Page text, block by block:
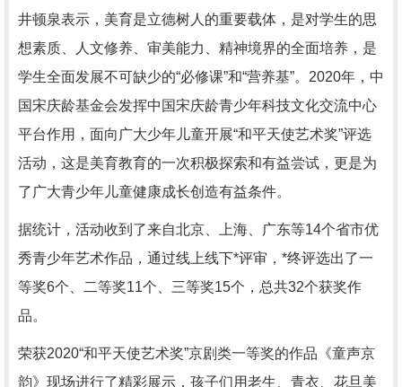
井顿泉表示，美育是立德树人的重要载体，是对学生的思
想素质、人文修养、审美能力、精神境界的全面培养，是
学生全面发展不可缺少的“必修课”和“营养基”。2020年，中
国宋庆龄基金会发挥中国宋庆龄青少年科技文化交流中心
平台作用，面向广大少年儿童开展“和平天使艺术奖”评选
活动，这是美育教育的一次积极探索和有益尝试，更是为
了广大青少年儿童健康成长创造有益条件。
据统计，活动收到了来自北京、上海、广东等14个省市优
秀青少年艺术作品，通过线上线下*评审，*终评选出了一
等奖6个、二等奖11个、三等奖15个，总共32个获奖作
品。
荣获2020“和平天使艺术奖”京剧类一等奖的作品《童声京
韵》现场进行了精彩展示，孩子们用老生、青衣、花旦美